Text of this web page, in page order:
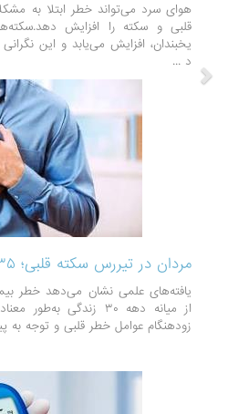
هوای سرد می‌تواند خطر ابتلا به
قلبی و سکته را افزایش
یخبندان، افزایش می‌یابد و این
د ...
مردان در تیررس سکته قلبی؛ ۳۵ سالگی مرز جدید خطر
یافته‌های علمی نشان می‌دهد خطر
از میانه دهه ۳۰ زندگی
زودهنگام عوامل خطر قلبی و توجه به